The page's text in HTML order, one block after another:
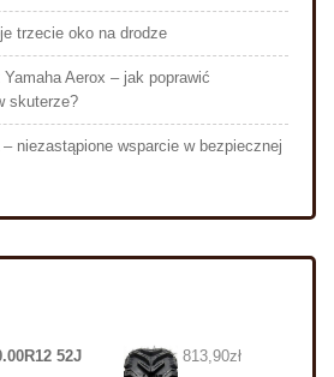
trzecie oko na drodze
Aerox – jak poprawić
skuterze?
niezastąpione wsparcie w bezpiecznej
52J 813,90zł